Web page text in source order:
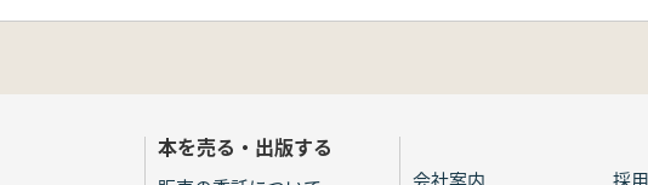
本を売る・出版する
会社案内 採